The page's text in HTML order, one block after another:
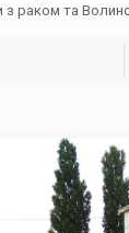
раком та